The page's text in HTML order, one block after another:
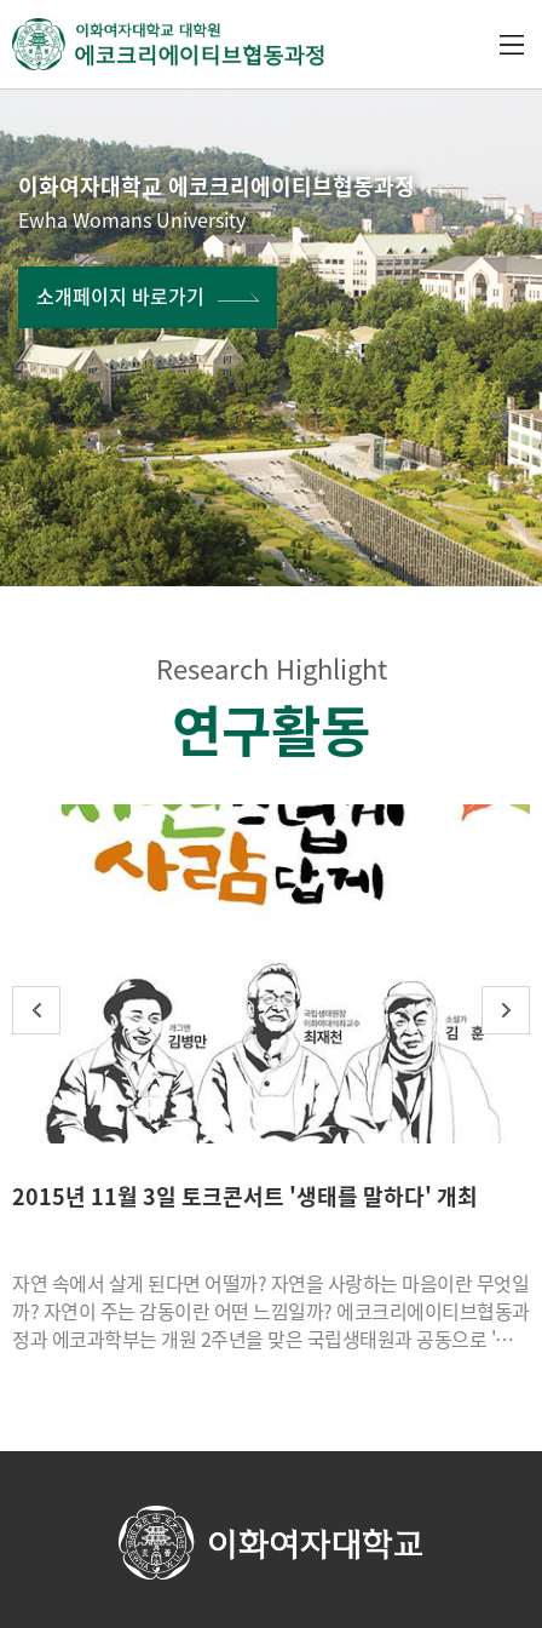
이화여자대학교 에코크리에이티브협동과정
Ewha Womans University
소개페이지 바로가기
Research Highlight
연구활동
2015년 11월 3일 토크콘서트 '생태를 말하다' 개최
자연 속에서 살게 된다면 어떨까? 자연을 사랑하는 마음이란 무엇일
까? 자연이 주는 감동이란 어떤 느낌일까? 에코크리에이티브협동과
정과 에코과학부는 개원 2주년을 맞은 국립생태원과 공동으로 '자연
시 : 2015년 11월 3일(화) 늦은 7시부터 ~ ● 장 소 : 이화여자대학교
http://bit.ly/1OUUGsH (10. 6 ~ 10. 28) ● 주 최 : 국립생태원, 이
화여자대학교 에코과학부, 에코크리에이티브협동과정 ● 후 원 : 환
경부, 생명다양성재단